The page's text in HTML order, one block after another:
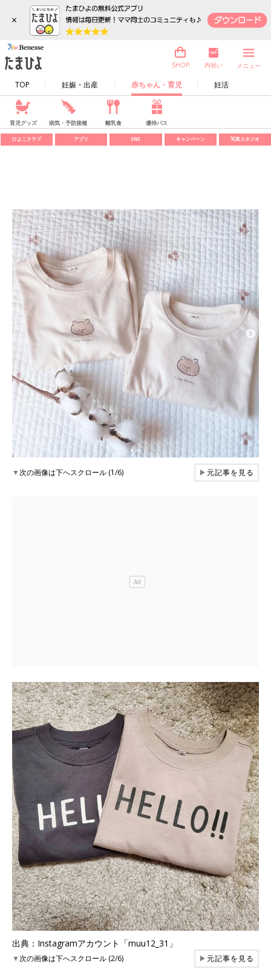
×
TOP 妊娠・出産 赤ちゃん・育児 妊活
SHOP 内祝い メニュー
育児グッズ 病気・予防接種 離乳食 優待パス
ひよこクラブ アプリ SNS キャンペーン 写真スタジオ
▼次の画像は下へスクロール (1/6) ▶元記事を見る
出典：Instagramアカウント「muu12_31」
▼次の画像は下へスクロール (2/6) ▶元記事を見る